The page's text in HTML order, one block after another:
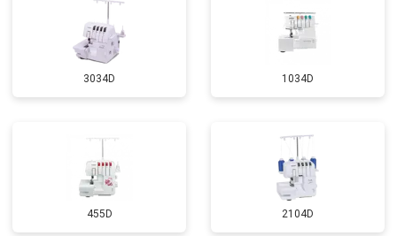
3034D 1034D
455D 2104D